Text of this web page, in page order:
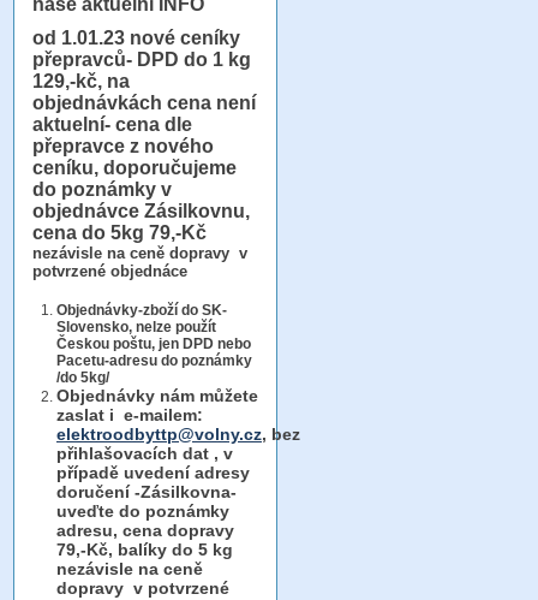
naše aktuelní INFO
od 1.01.23 nové ceníky
přepravců- DPD do 1 kg
129,-kč, na
objednávkách cena není
aktuelní- cena dle
přepravce z nového
ceníku, doporučujeme
do poznámky v
objednávce Zásilkovnu,
cena do 5kg 79,-Kč
nezávisle na ceně dopravy v
potvrzené objednáce
Objednávky-zboží do SK-
Slovensko, nelze použít
Českou poštu, jen DPD nebo
Pacetu-adresu do poznámky
/do 5kg/
Objednávky nám můžete
zaslat i e-mailem:
elektroodbyttp@volny.cz, bez
přihlašovacích dat , v
případě uvedení adresy
doručení -Zásilkovna-
uveďte do poznámky
adresu, cena dopravy
79,-Kč, balíky do 5 kg
nezávisle na ceně
dopravy v potvrzené